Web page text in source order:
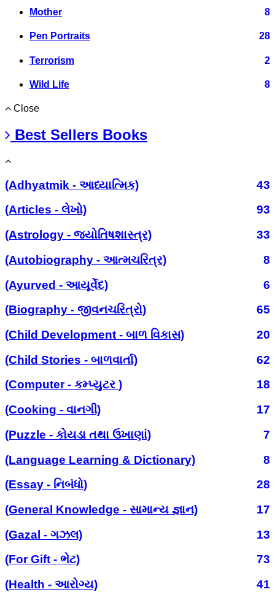
Mother 8
Pen Portraits 28
Terrorism 2
Wild Life 8
Close
Best Sellers Books
(Adhyatmik - આધ્યાત્મિક)
43
(Articles - લેખો)
93
(Astrology - જ્યોતિષશાસ્ત્ર)
33
(Autobiography - આત્મચરિત્ર)
8
(Ayurved - આયૂર્વેદ)
6
(Biography - જીવનચરિત્રો)
65
(Child Development - બાળ વિકાસ)
20
(Child Stories - બાળવાર્તા)
62
(Computer - કમ્પ્યુટર )
18
(Cooking - વાનગી)
17
(Puzzle - કોયડા તથા ઉખાણાં)
7
(Language Learning & Dictionary)
8
(Essay - નિબંધો)
28
(General Knowledge - સામાન્ય જ્ઞાન)
17
(Gazal - ગઝલ)
13
(For Gift - ભેટ)
73
(Health - આરોગ્ય)
41